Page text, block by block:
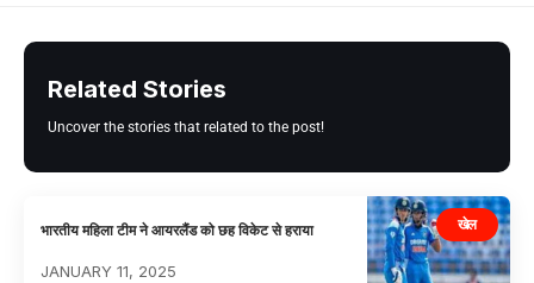
Related Stories
Uncover the stories that related to the post!
खेल
भारतीय महिला टीम ने आयरलैंड को छह विकेट से हराया
JANUARY 11, 2025